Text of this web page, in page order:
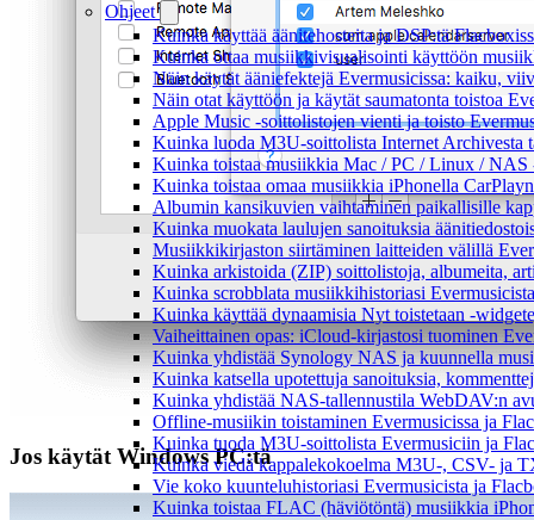
Ohjeet
Kuinka käyttää äänitehosteita ja DSP:tä
Kuinka ottaa musiikkivisualisointi käyttöön
Näin käytät ääniefektejä Evermusicissa: kaiku,
Näin otat käyttöön ja käytät saumatonta toistoa
Apple Music -soittolistojen vienti ja toisto
Kuinka luoda M3U-soittolista Internet Archivesta
Kuinka toistaa musiikkia Mac / PC / Linux /
Kuinka toistaa omaa musiikkia iPhonella
Albumin kansikuvien vaihtaminen paikallisille
Kuinka muokata laulujen sanoituksia
Musiikkikirjaston siirtäminen laitteiden välillä
Kuinka arkistoida (ZIP) soittolistoja, albumeita,
Kuinka scrobblata musiikkihistoriasi
Kuinka käyttää dynaamisia Nyt toistetaan -
Vaiheittainen opas: iCloud-kirjastosi tuominen
Kuinka yhdistää Synology NAS ja kuunnella
Kuinka katsella upotettuja sanoituksia,
Kuinka yhdistää NAS-tallennustila WebDAV:n
Offline-musiikin toistaminen Evermusicissa ja
Kuinka tuoda M3U-soittolista Evermusiciin ja
Kuinka viedä kappalekokoelma M3U-, CSV- ja
Vie koko kuunteluhistoriasi Evermusicista ja
Kuinka toistaa FLAC (häviötöntä) musiikkia
Jos käytät Windows PC:tä